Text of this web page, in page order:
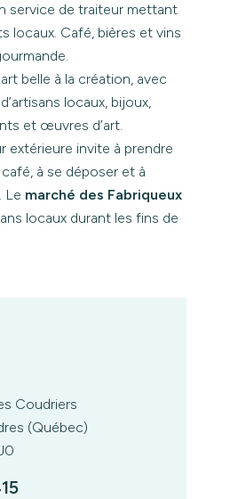
service de traiteur mettant
locaux. Café, bières et vins
belle à la création, avec
locaux, bijoux,
et œuvres d’art.
extérieure invite à prendre
à se déposer et à
Le marché des Fabriqueux
locaux durant les fins de
Coudriers
(Québec)